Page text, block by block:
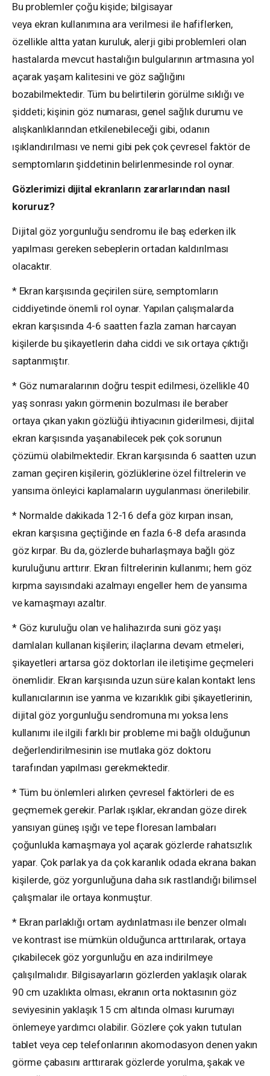
Bu problemler çoğu kişide; bilgisayar
veya ekran kullanımına ara verilmesi ile hafiflerken,
özellikle altta yatan kuruluk, alerji gibi problemleri olan
hastalarda mevcut hastalığın bulgularının artmasına yol
açarak yaşam kalitesini ve göz sağlığını
bozabilmektedir. Tüm bu belirtilerin görülme sıklığı ve
şiddeti; kişinin göz numarası, genel sağlık durumu ve
alışkanlıklarından etkilenebileceği gibi, odanın
ışıklandırılması ve nemi gibi pek çok çevresel faktör de
semptomların şiddetinin belirlenmesinde rol oynar.
Gözlerimizi dijital ekranların zararlarından nasıl
koruruz?
Dijital göz yorgunluğu sendromu ile baş ederken ilk
yapılması gereken sebeplerin ortadan kaldırılması
olacaktır.
* Ekran karşısında geçirilen süre, semptomların
ciddiyetinde önemli rol oynar. Yapılan çalışmalarda
ekran karşısında 4-6 saatten fazla zaman harcayan
kişilerde bu şikayetlerin daha ciddi ve sık ortaya çıktığı
saptanmıştır.
* Göz numaralarının doğru tespit edilmesi, özellikle 40
yaş sonrası yakın görmenin bozulması ile beraber
ortaya çıkan yakın gözlüğü ihtiyacının giderilmesi, dijital
ekran karşısında yaşanabilecek pek çok sorunun
çözümü olabilmektedir. Ekran karşısında 6 saatten uzun
zaman geçiren kişilerin, gözlüklerine özel filtrelerin ve
yansıma önleyici kaplamaların uygulanması önerilebilir.
* Normalde dakikada 12-16 defa göz kırpan insan,
ekran karşısına geçtiğinde en fazla 6-8 defa arasında
göz kırpar. Bu da, gözlerde buharlaşmaya bağlı göz
kuruluğunu arttırır. Ekran filtrelerinin kullanımı; hem göz
kırpma sayısındaki azalmayı engeller hem de yansıma
ve kamaşmayı azaltır.
* Göz kuruluğu olan ve halihazırda suni göz yaşı
damlaları kullanan kişilerin; ilaçlarına devam etmeleri,
şikayetleri artarsa göz doktorları ile iletişime geçmeleri
önemlidir. Ekran karşısında uzun süre kalan kontakt lens
kullanıcılarının ise yanma ve kızarıklık gibi şikayetlerinin,
dijital göz yorgunluğu sendromuna mı yoksa lens
kullanımı ile ilgili farklı bir probleme mi bağlı olduğunun
değerlendirilmesinin ise mutlaka göz doktoru
tarafından yapılması gerekmektedir.
* Tüm bu önlemleri alırken çevresel faktörleri de es
geçmemek gerekir. Parlak ışıklar, ekrandan göze direk
yansıyan güneş ışığı ve tepe floresan lambaları
çoğunlukla kamaşmaya yol açarak gözlerde rahatsızlık
yapar. Çok parlak ya da çok karanlık odada ekrana bakan
kişilerde, göz yorgunluğuna daha sık rastlandığı bilimsel
çalışmalar ile ortaya konmuştur.
* Ekran parlaklığı ortam aydınlatması ile benzer olmalı
ve kontrast ise mümkün olduğunca arttırılarak, ortaya
çıkabilecek göz yorgunluğu en aza indirilmeye
çalışılmalıdır. Bilgisayarların gözlerden yaklaşık olarak
90 cm uzaklıkta olması, ekranın orta noktasının göz
seviyesinin yaklaşık 15 cm altında olması kurumayı
önlemeye yardımcı olabilir. Gözlere çok yakın tutulan
tablet veya cep telefonlarının akomodasyon denen yakın
görme çabasını arttırarak gözlerde yorulma, şakak ve